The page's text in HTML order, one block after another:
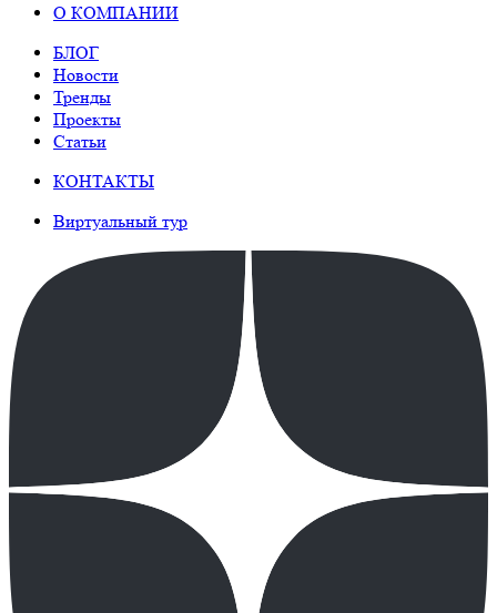
О КОМПАНИИ
БЛОГ
Новости
Тренды
Проекты
Статьи
КОНТАКТЫ
Виртуальный тур